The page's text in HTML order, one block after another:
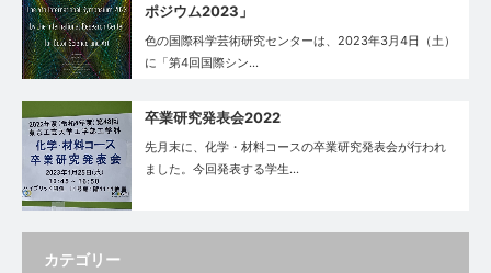
ポジウム2023」
色の国際科学芸術研究センターは、2023年3月4日（土）
に「第4回国際シン…
卒業研究発表会2022
先月末に、化学・材料コースの卒業研究発表会が行われ
ました。今回発表する学生…
カテゴリー